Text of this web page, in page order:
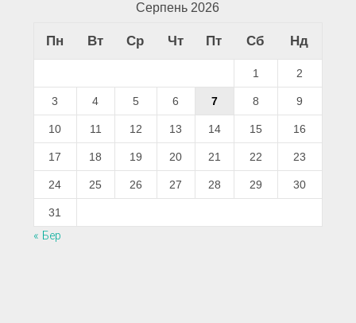
Серпень 2026
Пн Вт Ср Чт Пт Сб Нд
1 2
3 4 5 6 7 8 9
10 11 12 13 14 15 16
17 18 19 20 21 22 23
24 25 26 27 28 29 30
31
« Бер